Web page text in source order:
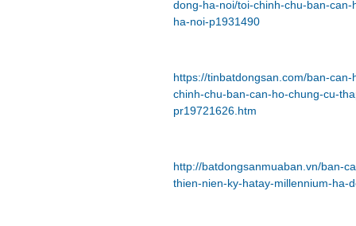
dong-ha-noi/toi-chinh-chu-ban-
ha-noi-p1931490
https://tinbatdongsan.com/ban-
chinh-chu-ban-can-ho-chung-cu-
pr19721626.htm
http://batdongsanmuaban.vn/ban-
thien-nien-ky-hatay-millennium-ha-